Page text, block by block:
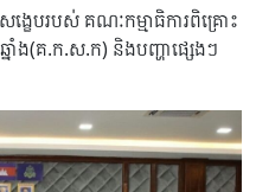
ខេបរបស់ គណៈកម្មាធិការពិគ្រោះ
នាំង(គ.ក.ស.ក) និងបញ្ហាផ្សេងៗ